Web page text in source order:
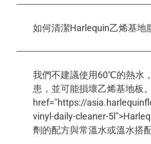
如何清潔Harlequin乙烯基地
我們不建議使用60℃的熱水
患，並可能損壞乙烯基地板
href="https://
vinyl-daily-cleaner-
劑的配方與常溫水或溫水搭